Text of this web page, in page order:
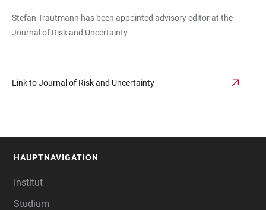
Stefan Trautmann has been appointed advisory editor at the
Journal of Risk and Uncertainty.
Link to Journal of Risk and Uncertainty
HAUPTNAVIGATION
Institut
Studium